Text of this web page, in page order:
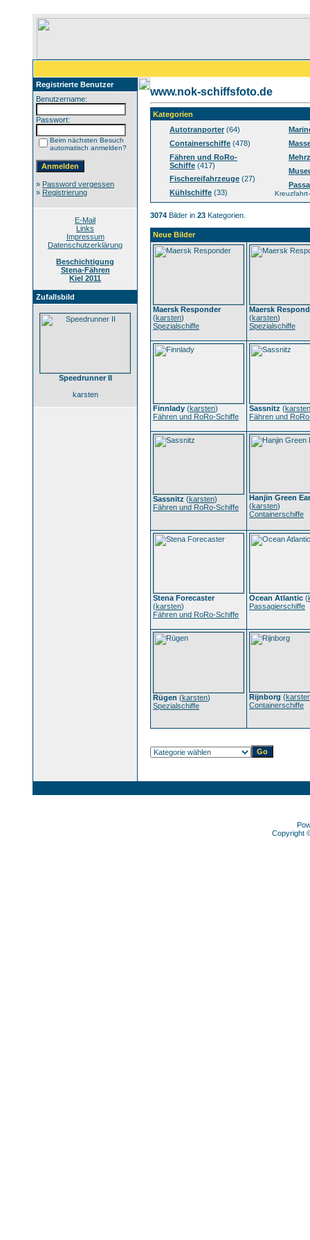
Registrierte Benutzer
Benutzername:
Passwort:
Beim nächsten Besuch
automatisch anmelden?
» Password vergessen
» Registrierung
E-Mail
Links
Impressum
Datenschutzerklärung
Beschichtigung
Stena-Fähren
Kiel 2011
Zufallsbild
Speedrunner II
karsten
www.nok-schiffsfoto.de
Kategorien
Autotranporter(64)
Containerschiffe (478)
Fähren und RoRo-
Schiffe (417)
Fischereifahrzeuge (27)
Kühlschiffe (33)
3074 Bilder in 23 Kategorien.
Neue Bilder
Maersk Responder
(karsten)
Spezialschiffe
Maersk
(karsten)
Spezialschiffe
Finnlady (karsten)
Fähren und RoRo-Schiffe
Sassnitz (karsten
Fähren und
Sassnitz (karsten)
Fähren und RoRo-Schiffe
Hanjin Green
(karsten)
Containerschiffe
Stena Forecaster
(karsten)
Fähren und RoRo-Schiffe
Ocean Atlantic (
Passagierschiffe
Rügen (karsten)
Spezialschiffe
Rijnborg (
Containerschiffe
Copyright